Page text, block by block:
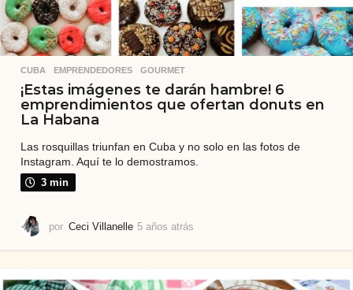
CUBA ,EMPRENDEDORES ,GOURMET
¡Estas imágenes te darán hambre! 6
emprendimientos que ofertan donuts en
La Habana
Las rosquillas triunfan en Cuba y no solo en las fotos de
Instagram. Aquí te lo demostramos.
3 min
por Ceci Villanelle 5 años atrás
s